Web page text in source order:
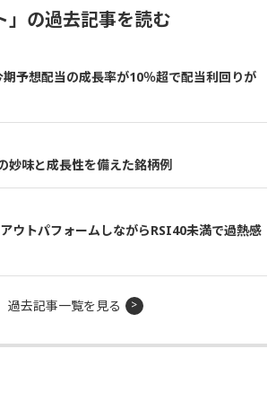
」の過去記事を読む
期予想配当の成長率が10％超で配当利回りが
妙味と成長性を備えた銘柄例
ウトパフォームしながらRSI40未満で過熱感
過去記事一覧を見る